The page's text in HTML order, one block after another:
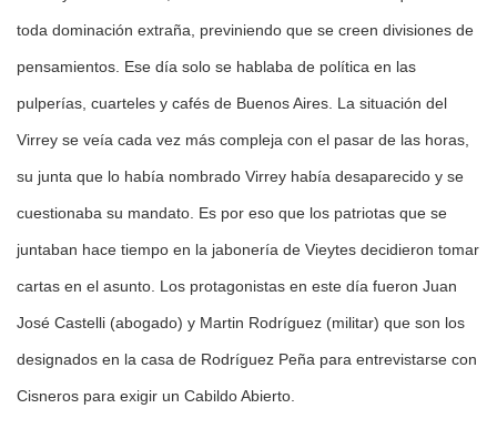
toda dominación extraña, previniendo que se creen divisiones de
pensamientos. Ese día solo se hablaba de política en las
pulperías, cuarteles y cafés de Buenos Aires. La situación del
Virrey se veía cada vez más compleja con el pasar de las horas,
su junta que lo había nombrado Virrey había desaparecido y se
cuestionaba su mandato. Es por eso que los patriotas que se
juntaban hace tiempo en la jabonería de Vieytes decidieron tomar
cartas en el asunto. Los protagonistas en este día fueron Juan
José Castelli (abogado) y Martin Rodríguez (militar) que son los
designados en la casa de Rodríguez Peña para entrevistarse con
Cisneros para exigir un Cabildo Abierto.